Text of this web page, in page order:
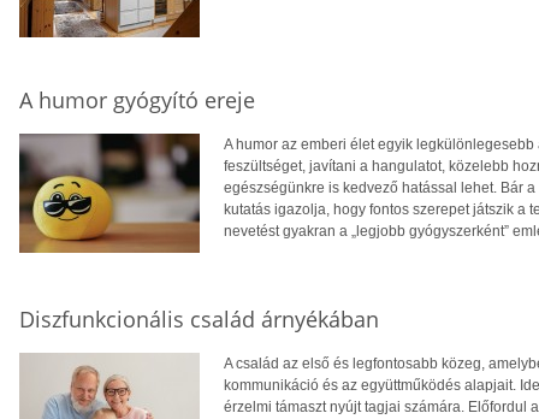
A humor gyógyító ereje
A humor az emberi élet egyik
feszültséget, javítani a hangulatot, közelebb
egészségünkre is kedvező hatással lehet. Bár
kutatás igazolja, hogy fontos szerepet játszik a
nevetést gyakran a „legjobb gyógyszerként”
Diszfunkcionális család árnyékában
A család az első és legfontosabb közeg,
kommunikáció és az együttműködés alapjait.
érzelmi támaszt nyújt tagjai számára. Előfordul